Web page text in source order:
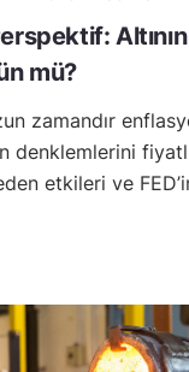
mü?
zamandır
denklemlerini
etkileri ve